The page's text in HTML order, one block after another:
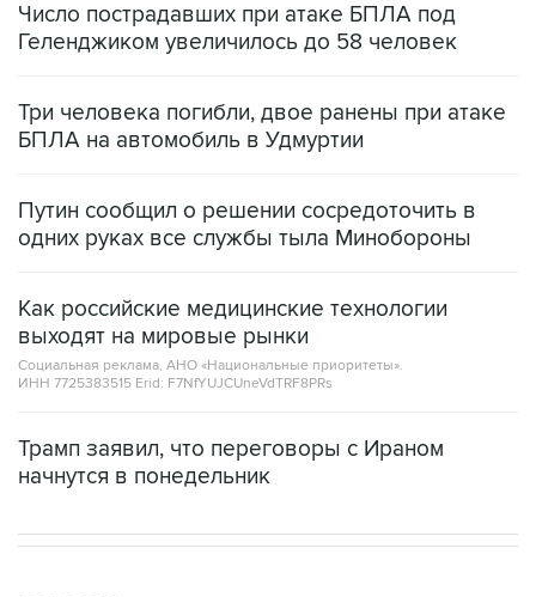
Число пострадавших при атаке БПЛА под
Геленджиком увеличилось до 58 человек
Три человека погибли, двое ранены при атаке
БПЛА на автомобиль в Удмуртии
Путин сообщил о решении сосредоточить в
одних руках все службы тыла Минобороны
Как российские медицинские технологии
выходят на мировые рынки
Социальная реклама, АНО «Национальные приоритеты».
ИНН 7725383515 Erid: F7NfYUJCUneVdTRF8PRs
Трамп заявил, что переговоры с Ираном
начнутся в понедельник